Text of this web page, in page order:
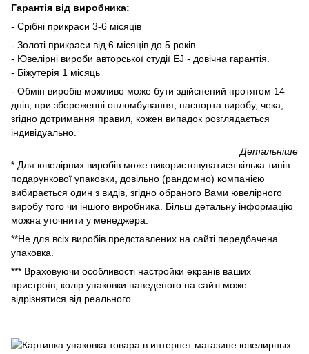
Гарантія від виробника:
- Срібні прикраси 3-6 місяців
- Золоті прикраси від 6 місяців до 5 років.
- Ювелірні вироби авторської студії EJ - довічна гарантія.
- Біжутерія 1 місяць
- Обмін виробів можливо може бути здійснений протягом 14
днів, при збереженні опломбування, паспорта виробу, чека,
згідно дотримання правил, кожен випадок розглядається
індивідуально.
Детальніше
* Для ювелірних виробів може використовуватися кілька типів
подарункової упаковки, довільно (рандомно) компанією
вибирається один з видів, згідно обраного Вами ювелірного
виробу того чи іншого виробника. Більш детальну інформацію
можна уточнити у менеджера.
**Не для всіх виробів представлених на сайті передбачена
упаковка.
*** Враховуючи особливості настройки екранів ваших
пристроїв, колір упаковки наведеного на сайті може
відрізнятися від реального.